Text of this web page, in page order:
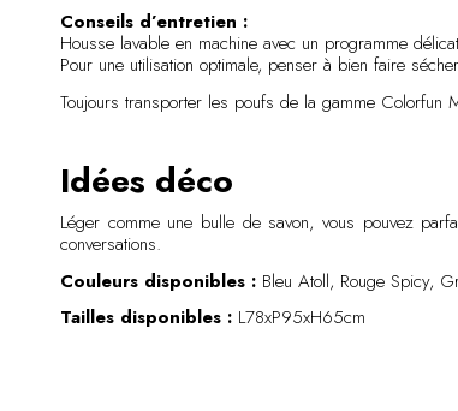
Conseils d’entretien :
Housse lavable en machine avec un programme
Pour une utilisation optimale, penser à bien faire
Toujours transporter les poufs de la gamme Colorfun
Idées déco
Léger comme une bulle de savon, vous pouvez
conversations.
Couleurs disponibles : Bleu Atoll, Rouge Spicy,
Tailles disponibles : L78xP95xH65cm